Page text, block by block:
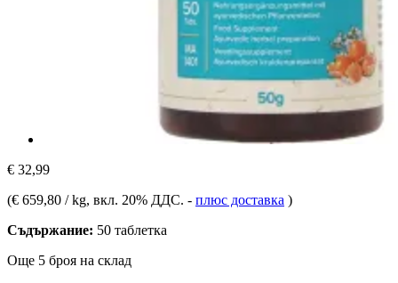
€ 32,99
(€ 659,80 / kg, вкл. 20% ДДС. - плюс доставка )
Съдържание: 50 таблетка
Още 5 броя на склад